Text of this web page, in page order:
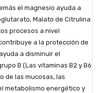
el magnesio ayuda a
Malato de Citrulina
procesos a nivel
a la protección de
a disminuir el
B (Las vitaminas B2 y B6
de las mucosas, las
metabolismo energético y